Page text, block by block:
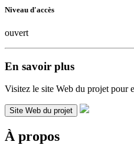
Niveau d'accès
ouvert
En savoir plus
Visitez le site Web du projet pour
Site Web du projet
À propos